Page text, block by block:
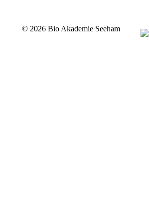
© 2026 Bio Akademie Seeham